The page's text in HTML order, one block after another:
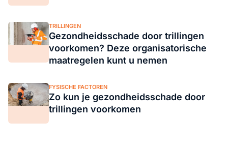
TRILLINGEN
Gezondheidsschade door trillingen
voorkomen? Deze organisatorische
maatregelen kunt u nemen
FYSISCHE FACTOREN
Zo kun je gezondheidsschade door
trillingen voorkomen